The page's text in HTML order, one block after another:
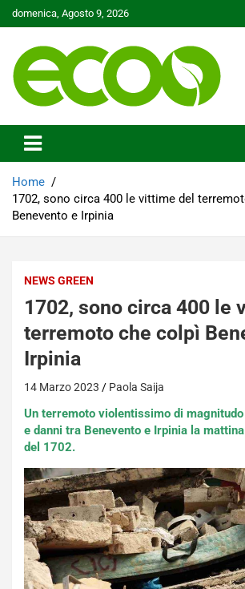
Skip
to
domenica, Agosto 9, 2026
Ecoo.it
Home
1702, sono circa 400 le vittime del
Benevento e Irpinia
NEWS GREEN
1702, sono circa 400 le
terremoto che colpì
Irpinia
14 Marzo 2023 Paola Saija
Un terremoto violentissimo di
e danni tra Benevento e Irpinia la
del 1702.